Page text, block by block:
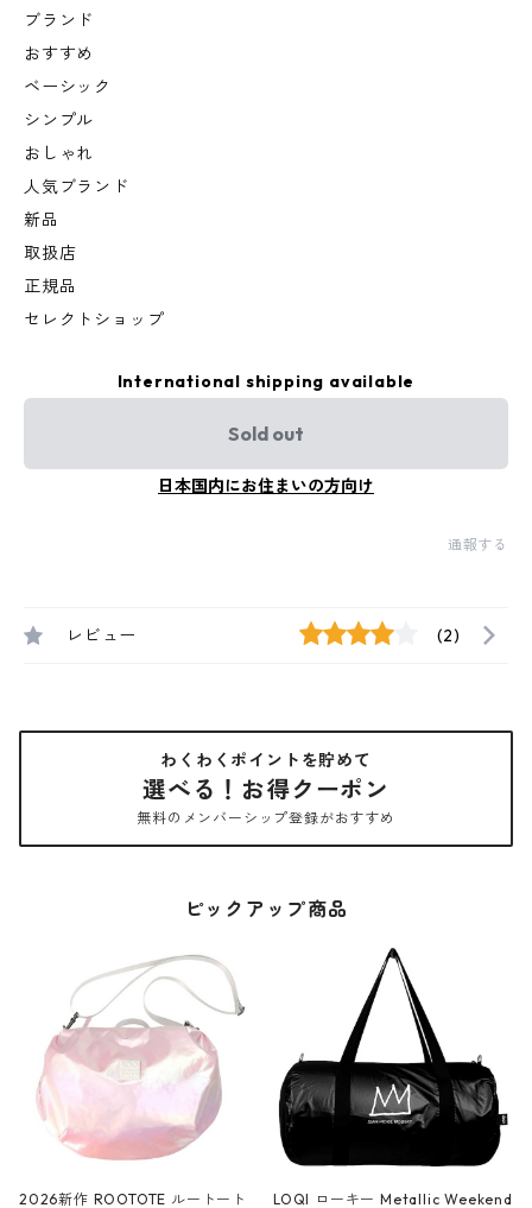
ブランド
おすすめ
ベーシック
シンプル
おしゃれ
人気ブランド
新品
取扱店
正規品
セレクトショップ
International shipping available
Sold out
日本国内にお住まいの方向け
通報する
レビュー (2)
わくわくポイントを貯めて
選べる！お得クーポン
無料のメンバーシップ登録がおすすめ
ピックアップ商品
2026新作 ROOTOTE ルートート LOQI ローキー Metallic Weekend